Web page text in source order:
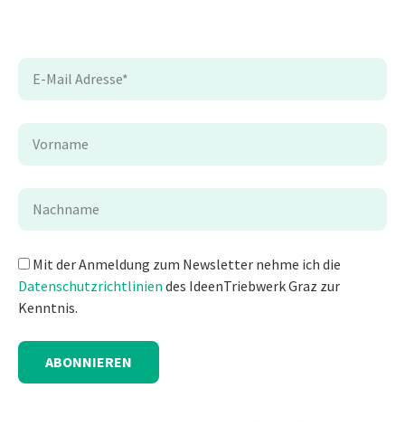
Mit der Anmeldung zum Newsletter nehme ich die
Datenschutzrichtlinien des IdeenTriebwerk Graz zur
Kenntnis.
ABONNIEREN